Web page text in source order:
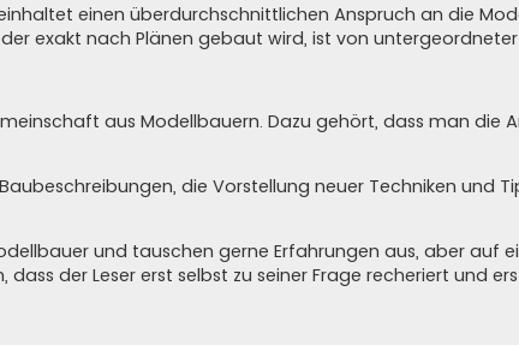
einen überdurchschnittlichen Anspruch an die
exakt nach Plänen gebaut wird, ist von
aus Modellbauern. Dazu gehört, dass man die
die Vorstellung neuer Techniken und
und tauschen gerne Erfahrungen aus, aber auf
der Leser erst selbst zu seiner Frage recheriert und